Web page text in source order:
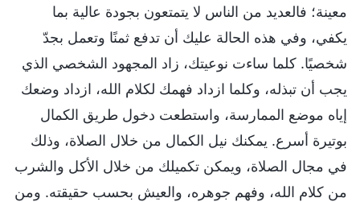
معينة؛ فالعديد من الناس لا يتمتعون بجودة عالية بما
يكفي، وفي هذه الحالة عليك أن تدفع ثمنًا وتعمل بجدّ
شخصيًا. كلما ساءت نوعيتك، زاد المجهود الشخصي الذي
يجب أن تبذله، وكلما ازداد فهمك لكلام الله، ازداد وضعك
إياه موضع الممارسة، واستطعت دخول طريق الكمال
بوتيرة أسرع. يمكنك نيل الكمال من خلال الصلاة، وذلك
في مجال الصلاة، ويمكن تكميلك من خلال الأكل والشرب
من كلام الله، وفهم جوهره، والعيش بحسب حقيقته. ومن